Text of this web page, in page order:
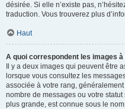
désirée. Si elle n’existe pas,
traduction. Vous trouverez plus
Haut
A quoi correspondent les images
Il y a deux images qui peuvent être
lorsque vous consultez les
associée à votre rang,
nombre de messages ou votre
plus grande, est connue sous le